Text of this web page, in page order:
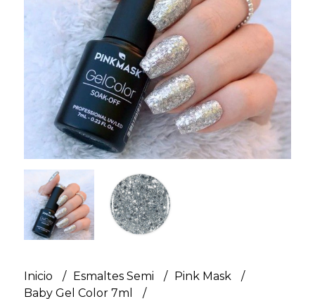
Inicio Esmaltes Semi
Pink Mask
Baby Gel Color 7ml